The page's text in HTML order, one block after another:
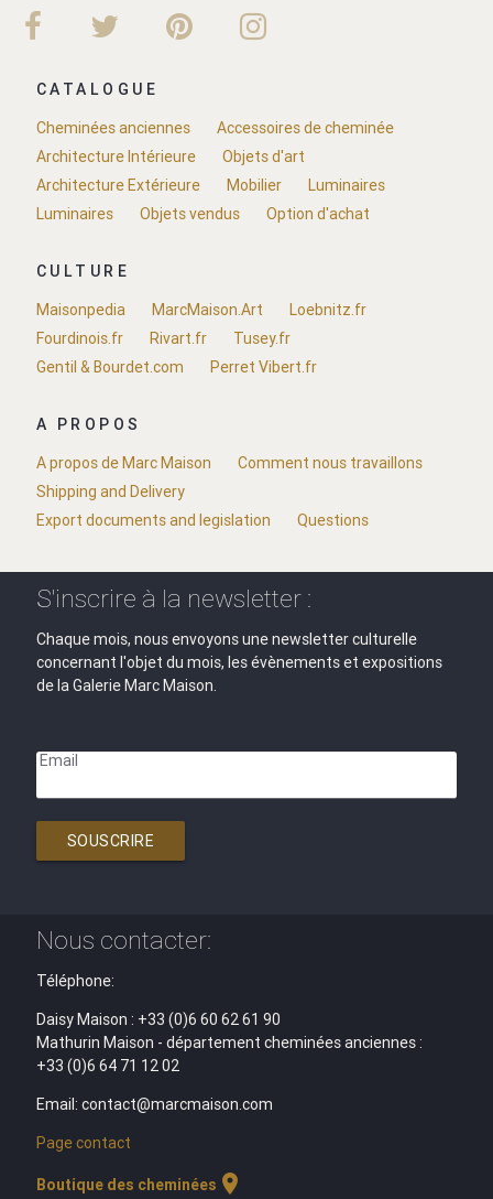
CATALOGUE
Cheminées anciennes
Accessoires de cheminée
Architecture Intérieure
Objets d'art
Architecture Extérieure
Mobilier
Luminaires
Luminaires
Objets vendus Option d'achat
CULTURE
Maisonpedia
MarcMaison.Art
Loebnitz.fr
Fourdinois.fr
Rivart.fr
Tusey.fr
Gentil & Bourdet.com
Perret Vibert.fr
A PROPOS
A propos de Marc Maison
Comment nous travaillons
Shipping and Delivery
Export documents and legislation
Questions
S'inscrire à la newsletter :
Chaque mois, nous envoyons une newsletter culturelle
concernant l'objet du mois, les évènements et expositions
de la Galerie Marc Maison.
Email
SOUSCRIRE
Nous contacter:
Téléphone:
Daisy Maison : +33 (0)6 60 62 61 90
Mathurin Maison - département cheminées anciennes :
+33 (0)6 64 71 12 02
Email: contact@marcmaison.com
Page contact
Boutique des cheminées location_on